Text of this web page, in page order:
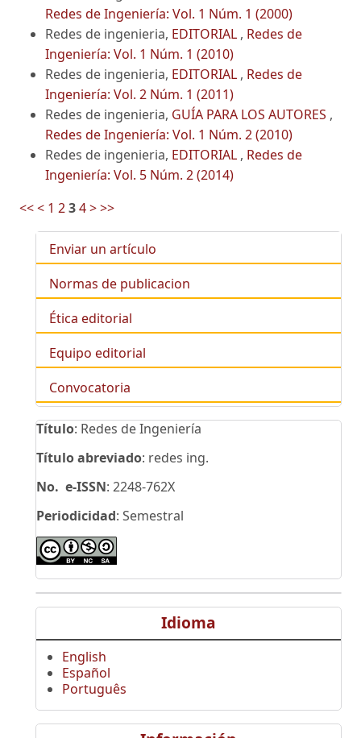
Redes de Ingeniería: Vol. 1 Núm. 1 (2000)
Redes de ingenieria, EDITORIAL , Redes de
Ingeniería: Vol. 1 Núm. 1 (2010)
Redes de ingenieria, EDITORIAL , Redes de
Ingeniería: Vol. 2 Núm. 1 (2011)
Redes de ingenieria, GUÍA PARA LOS AUTORES ,
Redes de Ingeniería: Vol. 1 Núm. 2 (2010)
Redes de ingenieria, EDITORIAL , Redes de
Ingeniería: Vol. 5 Núm. 2 (2014)
<<< 1 234>>>
Enviar un artículo
Normas de publicacion
Ética editorial
Equipo editorial
Convocatoria
Título: Redes de Ingeniería
Título abreviado: redes ing.
No. e-ISSN: 2248-762X
Periodicidad: Semestral
Idioma
English
Español
Português